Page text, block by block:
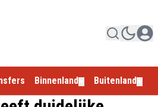
Binnenland Buitenland